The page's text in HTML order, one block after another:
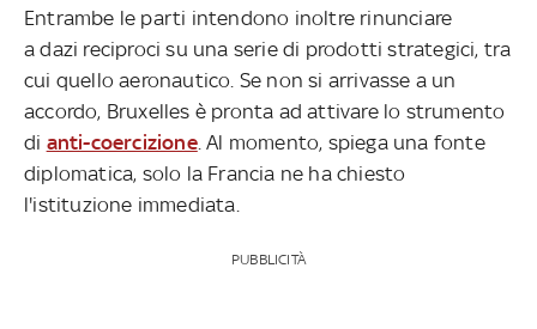
Entrambe le parti intendono inoltre rinunciare
a dazi reciproci su una serie di prodotti strategici, tra
cui quello aeronautico. Se non si arrivasse a un
accordo, Bruxelles è pronta ad attivare lo strumento
di anti-coercizione. Al momento, spiega una fonte
diplomatica, solo la Francia ne ha chiesto
l'istituzione immediata.
PUBBLICITÀ